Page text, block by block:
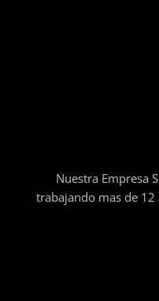
Nuestra Empresa
trabajando mas de 12